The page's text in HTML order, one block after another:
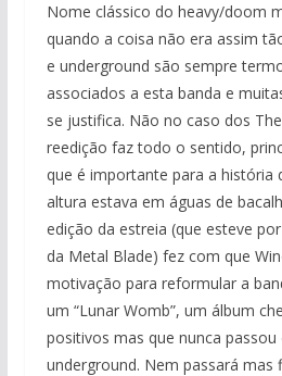
Nome clássico do heavy/doom
quando a coisa não era assim
e underground são sempre
associados a esta banda e
se justifica. Não no caso dos
reedição faz todo o sentido,
que é importante para a história
altura estava em águas de
edição da estreia (que esteve
da Metal Blade) fez com que
motivação para reformular a
um “Lunar Womb”, um álbum
positivos mas que nunca
underground. Nem passará mas